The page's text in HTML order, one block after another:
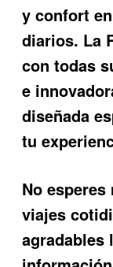
y confort
diarios. La
con todas
e
diseñada
tu
No
viajes
agradables